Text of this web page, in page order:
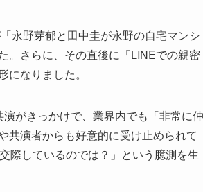
永野芽郁と田中圭が永野の自宅マンシ
。さらに、その直後に「LINEでの親密
なりました。
がきっかけで、業界内でも「非常に仲
共演者からも好意的に受け止められて
際しているのでは？」という臆測を生